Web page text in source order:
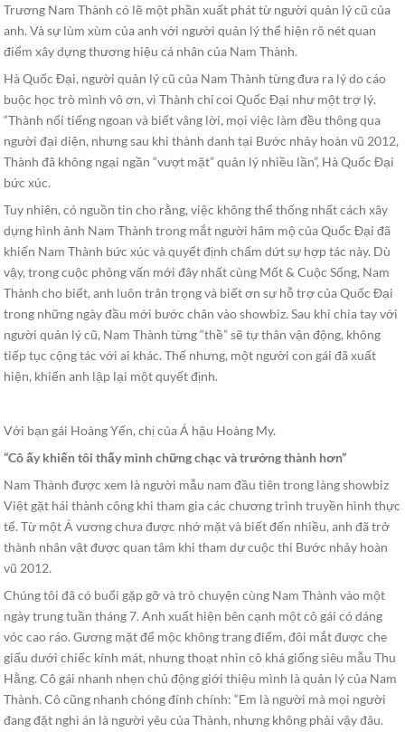
Trương Nam Thành có lẽ một phần xuất phát từ người quản lý cũ của
anh. Và sự lùm xùm của anh với người quản lý thể hiện rõ nét quan
điểm xây dựng thương hiệu cá nhân của Nam Thành.
Hà Quốc Đại, người quản lý cũ của Nam Thành từng đưa ra lý do cáo
buộc học trò mình vô ơn, vì Thành chỉ coi Quốc Đại như một trợ lý.
“Thành nổi tiếng ngoan và biết vâng lời, mọi việc làm đều thông qua
người đại diện, nhưng sau khi thành danh tại Bước nhảy hoàn vũ 2012,
Thành đã không ngại ngần “vượt mặt” quản lý nhiều lần”, Hà Quốc Đại
bức xúc.
Tuy nhiên, có nguồn tin cho rằng, việc không thể thống nhất cách xây
dựng hình ảnh Nam Thành trong mắt người hâm mộ của Quốc Đại đã
khiến Nam Thành bức xúc và quyết định chấm dứt sự hợp tác này. Dù
vậy, trong cuộc phỏng vấn mới đây nhất cùng Mốt & Cuộc Sống, Nam
Thành cho biết, anh luôn trân trọng và biết ơn sự hỗ trợ của Quốc Đại
trong những ngày đầu mới bước chân vào showbiz. Sau khi chia tay với
người quản lý cũ, Nam Thành từng “thề” sẽ tự thân vận động, không
tiếp tục cộng tác với ai khác. Thế nhưng, một người con gái đã xuất
hiện, khiến anh lập lại một quyết định.
Với bạn gái Hoàng Yến, chị của Á hậu Hoàng My.
“Cô ấy khiến tôi thấy mình chững chạc và trưởng thành hơn”
Nam Thành được xem là người mẫu nam đầu tiên trong làng showbiz
Việt gặt hái thành công khi tham gia các chương trình truyền hình thực
tế. Từ một Á vương chưa được nhớ mặt và biết đến nhiều, anh đã trở
thành nhân vật được quan tâm khi tham dự cuộc thi Bước nhảy hoàn
vũ 2012.
Chúng tôi đã có buổi gặp gỡ và trò chuyện cùng Nam Thành vào một
ngày trung tuần tháng 7. Anh xuất hiện bên cạnh một cô gái có dáng
vóc cao ráo. Gương mặt để mộc không trang điểm, đôi mắt được che
giấu dưới chiếc kính mát, nhưng thoạt nhìn cô khá giống siêu mẫu Thu
Hằng. Cô gái nhanh nhẹn chủ động giới thiệu mình là quản lý của Nam
Thành. Cô cũng nhanh chóng đính chính: “Em là người mà mọi người
đang đặt nghi án là người yêu của Thành, nhưng không phải vậy đâu.